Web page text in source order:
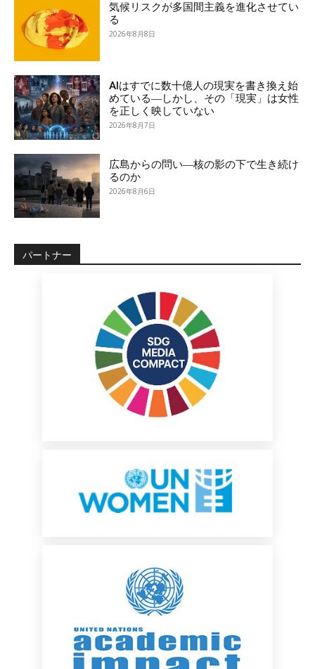
気候リスクが多国間主義を進化させてい
る
2026年8月8日
AIはすでに数十億人の現実を書き換え始
めている―しかし、その「現実」は女性
を正しく映していない
2026年8月7日
広島からの問い―核の影の下で生き続け
るのか
2026年8月6日
パートナー